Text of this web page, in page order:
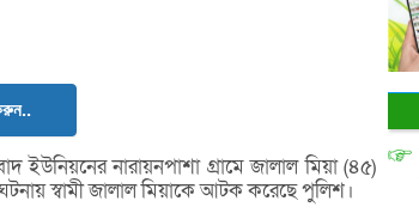
ইউনিয়নের নারায়নপাশা গ্রামে জালাল মিয়া (৪৫)
স্বামী জালাল মিয়াকে আটক করেছে পুলিশ।